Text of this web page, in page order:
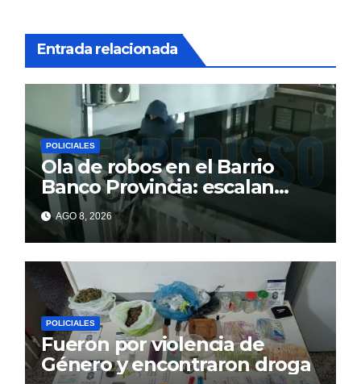
Entrada relacionada
POLICIALES
Ola de robos en el Barrio
Banco Provincia: escalan
paredes en la noche y nadie
responde
AGO 8, 2026
POLICIALES
Fueron por violencia de
Género y encontraron droga